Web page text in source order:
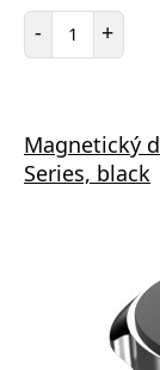
- Počet
+
Magnetický
Series, black